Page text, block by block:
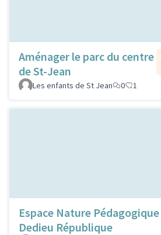
Aménager le parc du centre
de St-Jean
Les enfants de St Jean
0 1
Espace Nature Pédagogique
Dedieu République